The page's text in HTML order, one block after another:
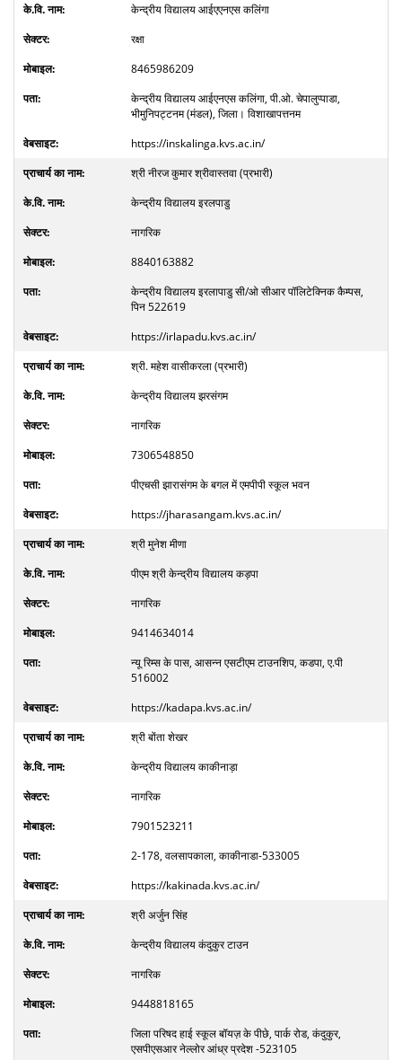
केन्द्रीय विद्यालय आईएएनएस कलिंगा
रक्षा
8465986209
केन्द्रीय विद्यालय आईएनएस कलिंगा, पी.ओ. चेपालुप्पाडा,
भीमुनिपट्टनम (मंडल), जिला। विशाखापत्तनम
https://inskalinga.kvs.ac.in/
श्री नीरज कुमार श्रीवास्तवा (प्रभारी)
केन्द्रीय विद्यालय इरलपाडु
नागरिक
8840163882
केन्द्रीय विद्यालय इरलापाडु सी/ओ सीआर पॉलिटेक्निक कैम्पस,
पिन 522619
https://irlapadu.kvs.ac.in/
श्री. महेश वासीकरला (प्रभारी)
केन्द्रीय विद्यालय झरसंगम
नागरिक
7306548850
पीएचसी झारासंगम के बगल में एमपीपी स्कूल भवन
https://jharasangam.kvs.ac.in/
श्री मुनेश मीणा
पीएम श्री केन्द्रीय विद्यालय कड़पा
नागरिक
9414634014
न्यू रिम्स के पास, आसन्न एसटीएम टाउनशिप, कडपा, ए.पी
516002
https://kadapa.kvs.ac.in/
श्री बोंता शेखर
केन्द्रीय विद्यालय काकीनाड़ा
नागरिक
7901523211
2-178, वलसापकाला, काकीनाडा-533005
https://kakinada.kvs.ac.in/
श्री अर्जुन सिंह
केन्द्रीय विद्यालय कंदुकुर टाउन
नागरिक
9448818165
जिला परिषद हाई स्कूल बॉयज़ के पीछे, पार्क रोड, कंदुकुर,
एसपीएसआर नेल्लोर आंध्र प्रदेश -523105